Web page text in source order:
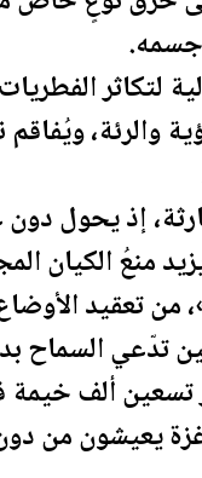
جسمه.
والرئة،
إذ يحول
منعُ الكيان
من تعقيد
تسعين ألف
يعيشون من